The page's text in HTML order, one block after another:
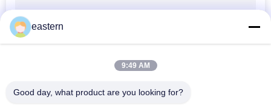
작은 유리제 작은 유
리병
eastern
9:49 AM
Good day, what product are you looking for?